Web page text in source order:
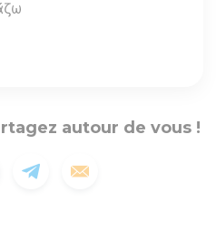
autour de vous !